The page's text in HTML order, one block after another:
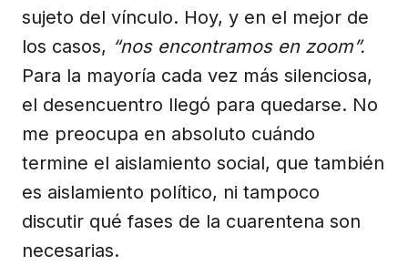
sujeto del vínculo. Hoy, y en el mejor de
los casos, “nos encontramos en zoom”.
Para la mayoría cada vez más silenciosa,
el desencuentro llegó para quedarse. No
me preocupa en absoluto cuándo
termine el aislamiento social, que también
es aislamiento político, ni tampoco
discutir qué fases de la cuarentena son
necesarias.